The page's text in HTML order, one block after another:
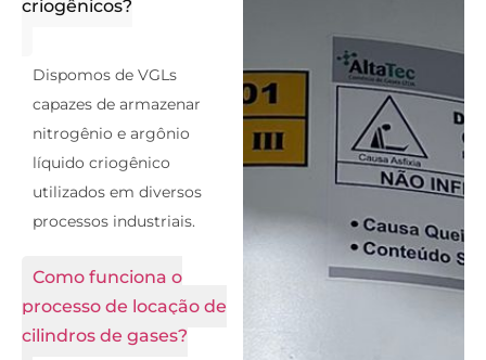
criogênicos?
Dispomos de VGLs
capazes de armazenar
nitrogênio e argônio
líquido criogênico
utilizados em diversos
processos industriais.
Como funciona o
processo de locação de
cilindros de gases?